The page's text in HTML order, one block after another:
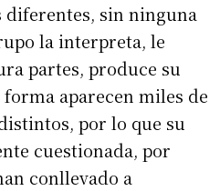
diferentes, sin ninguna
la interpreta, le
partes, produce su
aparecen miles de
por lo que su
cuestionada, por
conllevado a